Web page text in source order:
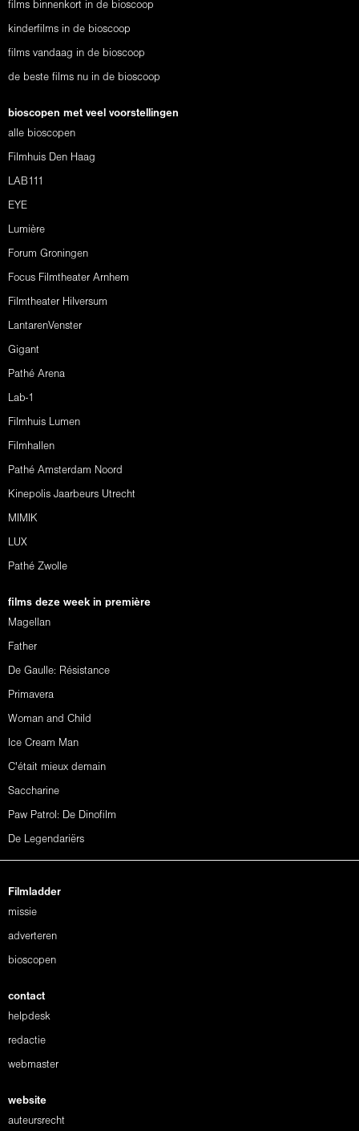
films binnenkort in de bioscoop
kinderfilms in de bioscoop
films vandaag in de bioscoop
de beste films nu in de bioscoop
bioscopen met veel voorstellingen
alle bioscopen
Filmhuis Den Haag
LAB111
EYE
Lumière
Forum Groningen
Focus Filmtheater Arnhem
Filmtheater Hilversum
LantarenVenster
Gigant
Pathé Arena
Lab-1
Filmhuis Lumen
Filmhallen
Pathé Amsterdam Noord
Kinepolis Jaarbeurs Utrecht
MIMIK
LUX
Pathé Zwolle
films deze week in première
Magellan
Father
De Gaulle: Résistance
Primavera
Woman and Child
Ice Cream Man
C'était mieux demain
Saccharine
Paw Patrol: De Dinofilm
De Legendariërs
Filmladder
missie
adverteren
bioscopen
contact
helpdesk
redactie
webmaster
website
auteursrecht